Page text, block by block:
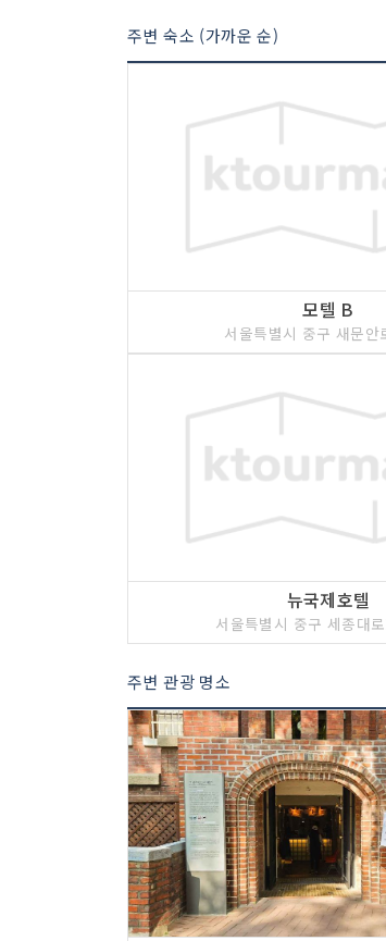
주변 숙소 (가까운 순)
모텔 B
서울특별시 중구 새문안
뉴국제호텔
서울특별시 중구 세종대
주변 관광 명소